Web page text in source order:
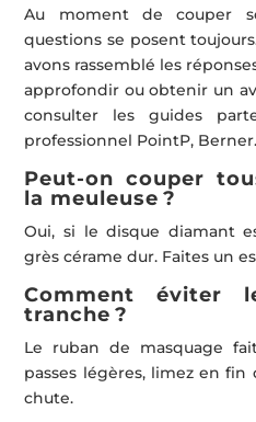
Au moment de couper
questions se posent
avons rassemblé les
approfondir ou obtenir un
consulter les guides
professionnel PointP,
Peut-on couper
la meuleuse ?
Oui, si le disque diamant
grès cérame dur. Faites un
Comment éviter
tranche ?
Le ruban de masquage
passes légères, limez en
chute.